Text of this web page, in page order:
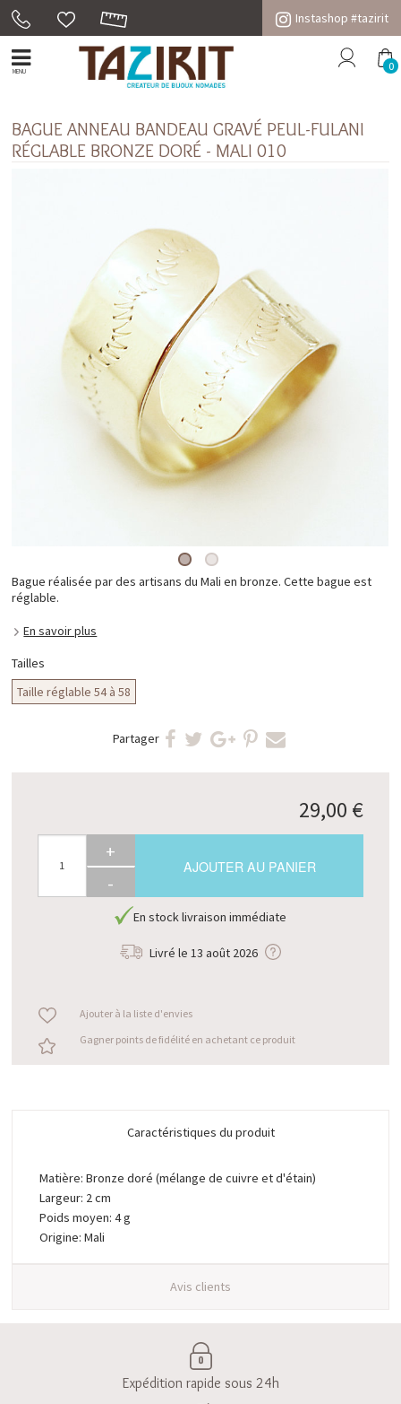
Instashop #tazirit
MENU 0
BAGUE ANNEAU BANDEAU GRAVÉ PEUL-FULANI
RÉGLABLE BRONZE DORÉ - MALI 010
Bague réalisée par des artisans du Mali en bronze. Cette bague est
réglable.
En savoir plus
Tailles
Taille réglable 54 à 58
Partager
29,00 €
+
-
AJOUTER AU PANIER
En stock livraison immédiate
Livré le 13 août 2026
Ajouter à la liste d'envies
Gagner points de fidélité en achetant ce produit
Caractéristiques du produit
Matière: Bronze doré (mélange de cuivre et d'étain)
Largeur: 2 cm
Poids moyen: 4 g
Origine: Mali
Avis clients
Expédition rapide sous 24h